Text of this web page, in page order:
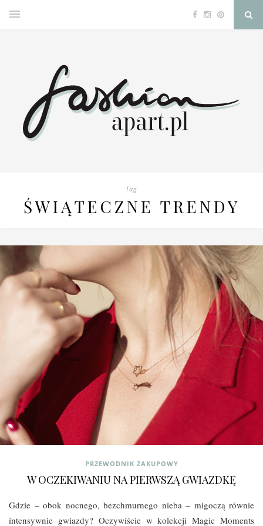
Tag
ŚWIĄTECZNE TRENDY
PRZEWODNIK ZAKUPOWY
W OCZEKIWANIU NA PIERWSZĄ GWIAZDKĘ
Gdzie – obok nocnego, bezchmurnego nieba – migoczą równie
intensywnie gwiazdy? Oczywiście w kolekcji Magic Moments